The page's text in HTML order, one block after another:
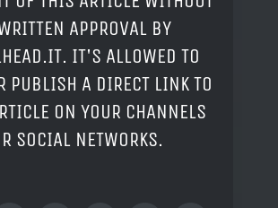
APPROVAL BY
IT'S ALLOWED TO
PUBLISH A DIRECT LINK TO
ON YOUR CHANNELS
SOCIAL NETWORKS.